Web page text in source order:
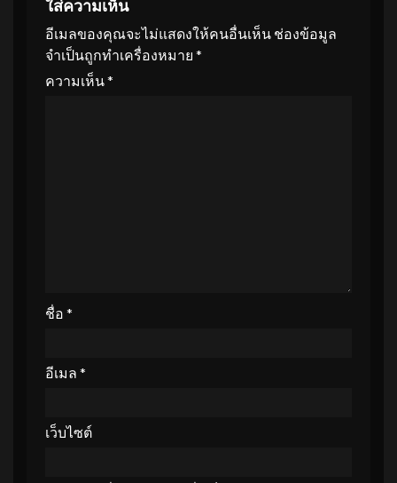
ใส่ความเห็น
อีเมลของคุณจะไม่แสดงให้คนอื่นเห็น ช่องข้อมูล
จำเป็นถูกทำเครื่องหมาย *
ความเห็น*
ชื่อ *
อีเมล *
เว็บไซต์